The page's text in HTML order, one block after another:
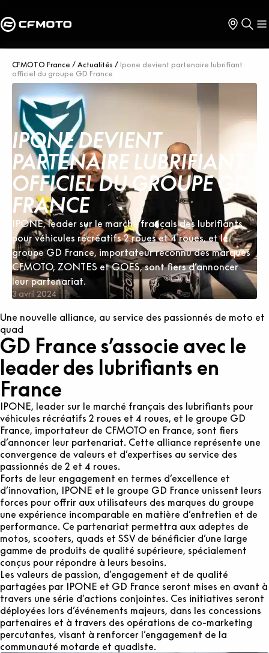
CFMOTO France / Actualités / Ipone devient partenaire lubrifiant
officiel du groupe GD France
IPONE DEVIENT
PARTENAIRE LUBRIFIANT
OFFICIEL DU GROUPE GD
FRANCE
IPONE, leader sur le marché français des lubrifiants
pour véhicules récréatifs 2 roues et 4 roues, et le
groupe GD France, importateur reconnu des marques
CFMOTO, ZONTES et GOES, sont fiers d’annoncer
leur partenariat.
3 avril 2024
Une nouvelle alliance, au service des passionnés de moto et
quad
GD France s’associe avec le
leader des lubrifiants en
France
IPONE, leader sur le marché français des lubrifiants pour
véhicules récréatifs 2 roues et 4 roues, et le groupe GD
France, importateur de CFMOTO en France, sont fiers
d’annoncer leur partenariat. Cette alliance représente une
convergence de valeurs et d’expertises au service des
passionnés de 2 et 4 roues.
Forts de leur engagement en termes d’excellence et
d’innovation, IPONE et le groupe GD France unissent leurs
forces pour offrir aux utilisateurs des marques du groupe
une expérience incomparable en matière d’entretien et de
performance. Ce partenariat permettra aux adeptes de
motos, scooters, quads et SSV de bénéficier d’une large
gamme de produits de qualité supérieure, spécialement
conçus pour répondre à leurs besoins.
Les valeurs de passion, d’engagement et de qualité
partagées par IPONE et GD France seront mises en avant à
travers une série d’actions conjointes. Ces initiatives seront
déployées lors d’événements majeurs, dans les concessions
partenaires et à travers des opérations de co-marketing
percutantes, visant à renforcer l’engagement de la
communauté motarde et quadiste.